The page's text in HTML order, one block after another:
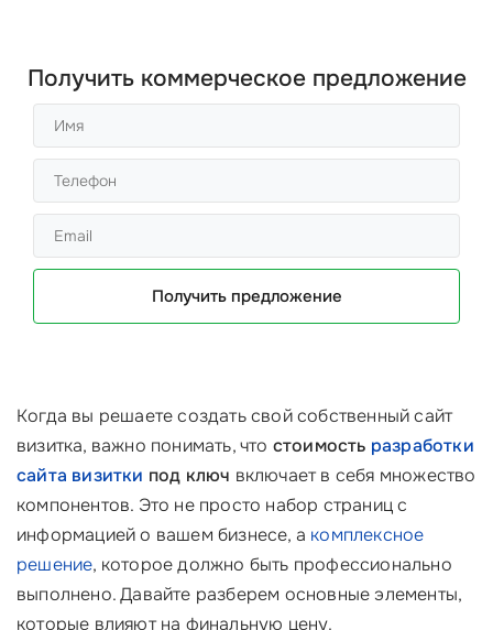
Получить коммерческое предложение
Получить предложение
Когда вы решаете создать свой собственный сайт
визитка, важно понимать, что стоимость разработки
сайта визитки под ключ включает в себя множество
компонентов. Это не просто набор страниц с
информацией о вашем бизнесе, а комплексное
решение, которое должно быть профессионально
выполнено. Давайте разберем основные элементы,
которые влияют на финальную цену.